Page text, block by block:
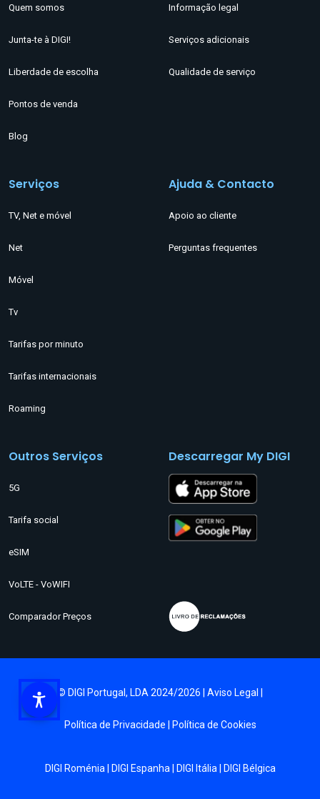
Quem somos
Junta-te à DIGI!
Liberdade de escolha
Pontos de venda
Blog
Informação legal
Serviços adicionais
Qualidade de serviço
Serviços
TV, Net e móvel
Net
Móvel
Tv
Tarifas por minuto
Tarifas internacionais
Roaming
Ajuda & Contacto
Apoio ao cliente
Perguntas frequentes
Outros Serviços
5G
Tarifa social
eSIM
VoLTE - VoWIFI
Comparador Preços
Descarregar My DIGI
© DIGI Portugal, LDA 2024/2026 | Aviso Legal
Política de Privacidade Política de Cookies
DIGI Roménia| DIGI Espanha| DIGI Itália| DIGI Bélgica